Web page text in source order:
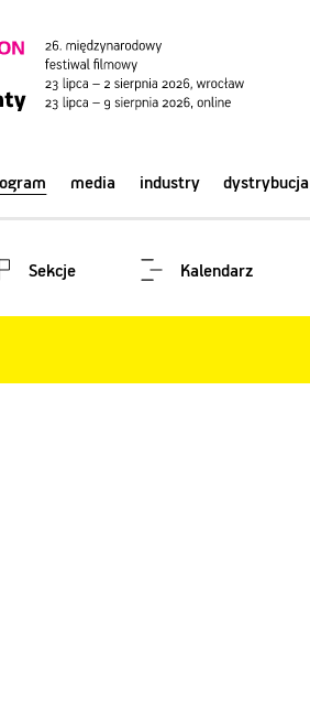
media industry dystrybucja
Sekcje Kalendarz